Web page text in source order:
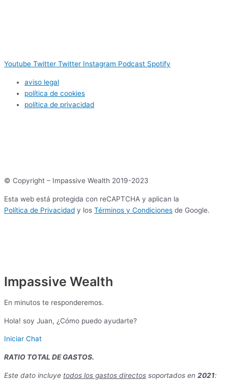
Youtube Twitter Twitter Instagram Podcast Spotify
aviso legal
política de cookies
política de privacidad
© Copyright – Impassive Wealth 2019-2023
Esta web está protegida con reCAPTCHA y aplican la
Política de Privacidad y los Términos y Condiciones de Google.
Impassive Wealth
En minutos te responderemos.
Hola! soy Juan, ¿Cómo puedo ayudarte?
Iniciar Chat
RATIO TOTAL DE GASTOS.
Este dato incluye todos los gastos directos soportados en 2021: